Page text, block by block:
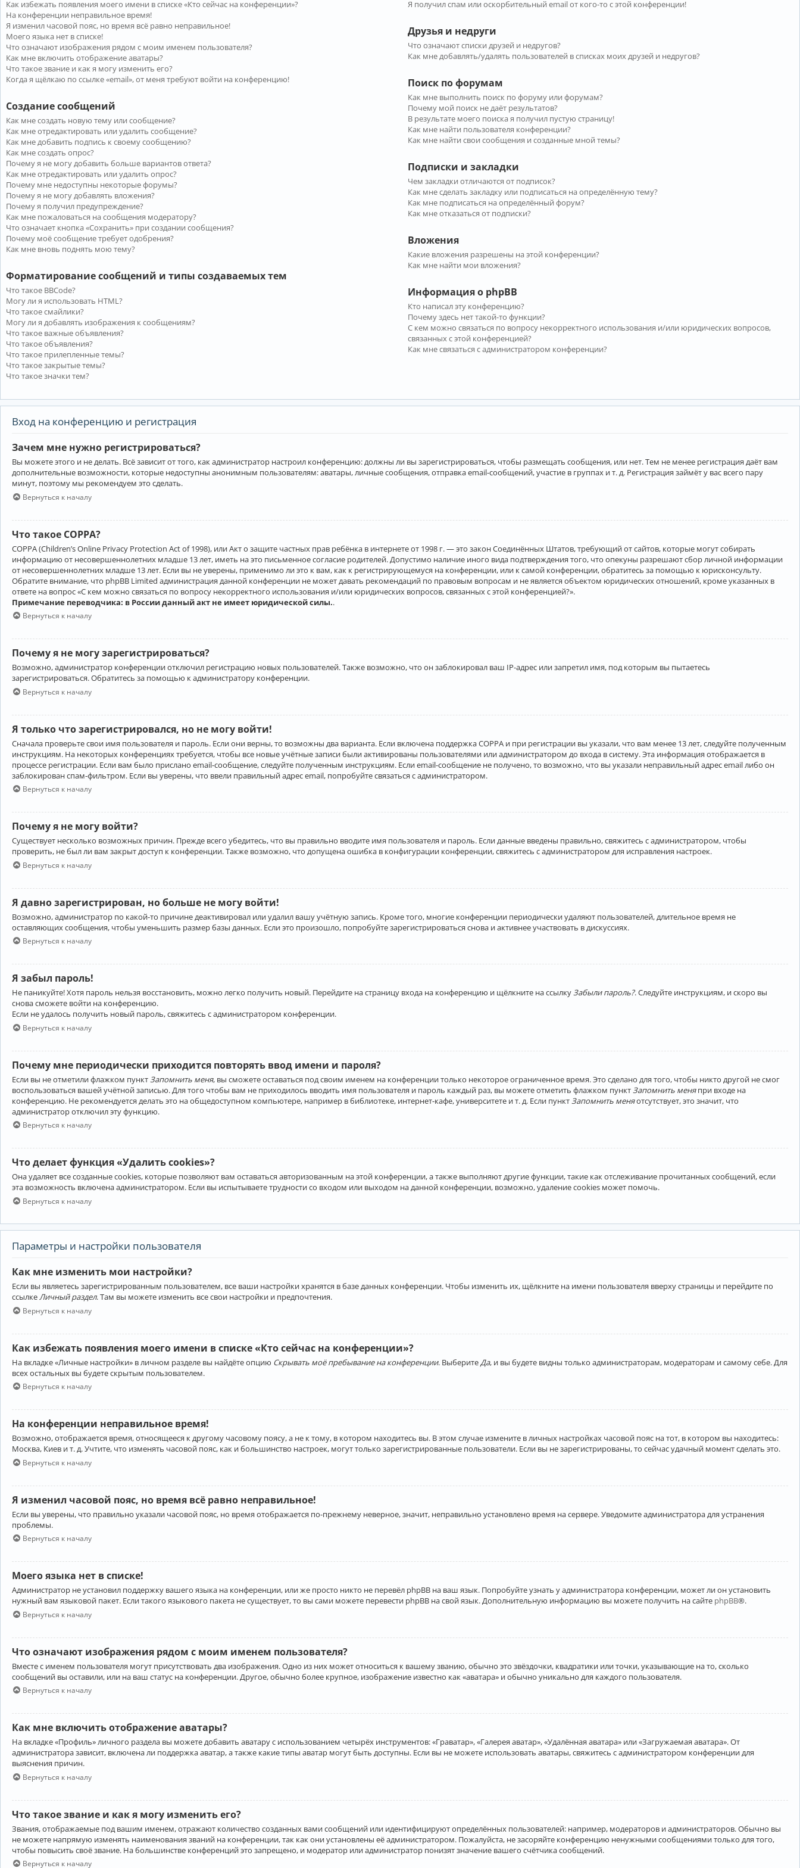
Как избежать появления моего имени в списке «Кто сейчас на конференции»?
На конференции неправильное время!
Я изменил часовой пояс, но время всё равно неправильное!
Моего языка нет в списке!
Что означают изображения рядом с моим именем пользователя?
Как мне включить отображение аватары?
Что такое звание и как я могу изменить его?
Когда я щёлкаю по ссылке «email», от меня требуют войти на конференцию!
Создание сообщений
Как мне создать новую тему или сообщение?
Как мне отредактировать или удалить сообщение?
Как мне добавить подпись к своему сообщению?
Как мне создать опрос?
Почему я не могу добавить больше вариантов ответа?
Как мне отредактировать или удалить опрос?
Почему мне недоступны некоторые форумы?
Почему я не могу добавлять вложения?
Почему я получил предупреждение?
Как мне пожаловаться на сообщения модератору?
Что означает кнопка «Сохранить» при создании сообщения?
Почему моё сообщение требует одобрения?
Как мне вновь поднять мою тему?
Форматирование сообщений и типы создаваемых тем
Что такое BBCode?
Могу ли я использовать HTML?
Что такое смайлики?
Могу ли я добавлять изображения к сообщениям?
Что такое важные объявления?
Что такое объявления?
Что такое прилепленные темы?
Что такое закрытые темы?
Что такое значки тем?
Я получил спам или оскорбительный email от кого-то с этой конференции!
Друзья и недруги
Что означают списки друзей и недругов?
Как мне добавлять/удалять пользователей в списках моих друзей и недругов?
Поиск по форумам
Как мне выполнить поиск по форуму или форумам?
Почему мой поиск не даёт результатов?
В результате моего поиска я получил пустую страницу!
Как мне найти пользователя конференции?
Как мне найти свои сообщения и созданные мной темы?
Подписки и закладки
Чем закладки отличаются от подписок?
Как мне сделать закладку или подписаться на определённую тему?
Как мне подписаться на определённый форум?
Как мне отказаться от подписки?
Вложения
Какие вложения разрешены на этой конференции?
Как мне найти мои вложения?
Информация о phpBB
Кто написал эту конференцию?
Почему здесь нет такой-то функции?
С кем можно связаться по вопросу некорректного использования и/или юридических вопросов,
связанных с этой конференцией?
Как мне связаться с администратором конференции?
Вход на конференцию и регистрация
Зачем мне нужно регистрироваться?
Вы можете этого и не делать. Всё зависит от того, как администратор настроил конференцию: должны ли вы зарегистрироваться, чтобы размещать сообщения, или нет. Тем не менее регистрация даёт вам
дополнительные возможности, которые недоступны анонимным пользователям: аватары, личные сообщения, отправка email-сообщений, участие в группах и т. д. Регистрация займёт у вас всего пару
минут, поэтому мы рекомендуем это сделать.
Вернуться к началу
Что такое COPPA?
COPPA (Children’s Online Privacy Protection Act of 1998), или Акт о защите частных прав ребёнка в интернете от 1998 г. — это закон Соединённых Штатов, требующий от сайтов, которые могут собирать
информацию от несовершеннолетних младше 13 лет, иметь на это письменное согласие родителей. Допустимо наличие иного вида подтверждения того, что опекуны разрешают сбор личной информации
от несовершеннолетних младше 13 лет. Если вы не уверены, применимо ли это к вам, как к регистрирующемуся на конференции, или к самой конференции, обратитесь за помощью к юрисконсульту.
Обратите внимание, что phpBB Limited администрация данной конференции не может давать рекомендаций по правовым вопросам и не является объектом юридических отношений, кроме указанных в
ответе на вопрос «С кем можно связаться по вопросу некорректного использования и/или юридических вопросов, связанных с этой конференцией?».
Примечание переводчика: в России данный акт не имеет юридической силы..
Вернуться к началу
Почему я не могу зарегистрироваться?
Возможно, администратор конференции отключил регистрацию новых пользователей. Также возможно, что он заблокировал ваш IP-адрес или запретил имя, под которым вы пытаетесь
зарегистрироваться. Обратитесь за помощью к администратору конференции.
Вернуться к началу
Я только что зарегистрировался, но не могу войти!
Сначала проверьте свои имя пользователя и пароль. Если они верны, то возможны два варианта. Если включена поддержка COPPA и при регистрации вы указали, что вам менее 13 лет, следуйте полученным
инструкциям. На некоторых конференциях требуется, чтобы все новые учётные записи были активированы пользователями или администратором до входа в систему. Эта информация отображается в
процессе регистрации. Если вам было прислано email-сообщение, следуйте полученным инструкциям. Если email-сообщение не получено, то возможно, что вы указали неправильный адрес email либо он
заблокирован спам-фильтром. Если вы уверены, что ввели правильный адрес email, попробуйте связаться с администратором.
Вернуться к началу
Почему я не могу войти?
Существует несколько возможных причин. Прежде всего убедитесь, что вы правильно вводите имя пользователя и пароль. Если данные введены правильно, свяжитесь с администратором, чтобы
проверить, не был ли вам закрыт доступ к конференции. Также возможно, что допущена ошибка в конфигурации конференции, свяжитесь с администратором для исправления настроек.
Вернуться к началу
Я давно зарегистрирован, но больше не могу войти!
Возможно, администратор по какой-то причине деактивировал или удалил вашу учётную запись. Кроме того, многие конференции периодически удаляют пользователей, длительное время не
оставляющих сообщения, чтобы уменьшить размер базы данных. Если это произошло, попробуйте зарегистрироваться снова и активнее участвовать в дискуссиях.
Вернуться к началу
Я забыл пароль!
Не паникуйте! Хотя пароль нельзя восстановить, можно легко получить новый. Перейдите на страницу входа на конференцию и щёлкните на ссылкуЗабыли пароль?. Следуйте инструкциям, и скоро вы
снова сможете войти на конференцию.
Если не удалось получить новый пароль, свяжитесь с администратором конференции.
Вернуться к началу
Почему мне периодически приходится повторять ввод имени и пароля?
Если вы не отметили флажком пункт Запомнить меня, вы сможете оставаться под своим именем на конференции только некоторое ограниченное время. Это сделано для того, чтобы никто другой не смог
воспользоваться вашей учётной записью. Для того чтобы вам не приходилось вводить имя пользователя и пароль каждый раз, вы можете отметить флажком пункт Запомнить меняпри входе на
конференцию. Не рекомендуется делать это на общедоступном компьютере, например в библиотеке, интернет-кафе, университете и т. д. Если пункт Запомнить меняотсутствует, это значит, что
администратор отключил эту функцию.
Вернуться к началу
Что делает функция «Удалить cookies»?
Она удаляет все созданные cookies, которые позволяют вам оставаться авторизованным на этой конференции, а также выполняют другие функции, такие как отслеживание прочитанных сообщений, если
эта возможность включена администратором. Если вы испытываете трудности со входом или выходом на данной конференции, возможно, удаление cookies может помочь.
Вернуться к началу
Параметры и настройки пользователя
Как мне изменить мои настройки?
Если вы являетесь зарегистрированным пользователем, все ваши настройки хранятся в базе данных конференции. Чтобы изменить их, щёлкните на имени пользователя вверху страницы и перейдите по
ссылкеЛичный раздел. Там вы можете изменить все свои настройки и предпочтения.
Вернуться к началу
Как избежать появления моего имени в списке «Кто сейчас на конференции»?
На вкладке «Личные настройки» в личном разделе вы найдёте опцию Скрывать моё пребывание на конференции. Выберите Да, и вы будете видны только администраторам, модераторам и самому себе. Для
всех остальных вы будете скрытым пользователем.
Вернуться к началу
На конференции неправильное время!
Возможно, отображается время, относящееся к другому часовому поясу, а не к тому, в котором находитесь вы. В этом случае измените в личных настройках часовой пояс на тот, в котором вы находитесь:
Москва, Киев и т. д. Учтите, что изменять часовой пояс, как и большинство настроек, могут только зарегистрированные пользователи. Если вы не зарегистрированы, то сейчас удачный момент сделать это.
Вернуться к началу
Я изменил часовой пояс, но время всё равно неправильное!
Если вы уверены, что правильно указали часовой пояс, но время отображается по-прежнему неверное, значит, неправильно установлено время на сервере. Уведомите администратора для устранения
проблемы.
Вернуться к началу
Моего языка нет в списке!
Администратор не установил поддержку вашего языка на конференции, или же просто никто не перевёл phpBB на ваш язык. Попробуйте узнать у администратора конференции, может ли он установить
нужный вам языковой пакет. Если такого языкового пакета не существует, то вы сами можете перевести phpBB на свой язык. Дополнительную информацию вы можете получить на сайте phpBB®.
Вернуться к началу
Что означают изображения рядом с моим именем пользователя?
Вместе с именем пользователя могут присутствовать два изображения. Одно из них может относиться к вашему званию, обычно это звёздочки, квадратики или точки, указывающие на то, сколько
сообщений вы оставили, или на ваш статус на конференции. Другое, обычно более крупное, изображение известно как «аватара» и обычно уникально для каждого пользователя.
Вернуться к началу
Как мне включить отображение аватары?
На вкладке «Профиль» личного раздела вы можете добавить аватару с использованием четырёх инструментов: «Граватар», «Галерея аватар», «Удалённая аватара» или «Загружаемая аватара». От
администратора зависит, включена ли поддержка аватар, а также какие типы аватар могут быть доступны. Если вы не можете использовать аватары, свяжитесь с администратором конференции для
выяснения причин.
Вернуться к началу
Что такое звание и как я могу изменить его?
Звания, отображаемые под вашим именем, отражают количество созданных вами сообщений или идентифицируют определённых пользователей: например, модераторов и администраторов. Обычно вы
не можете напрямую изменять наименования званий на конференции, так как они установлены её администратором. Пожалуйста, не засоряйте конференцию ненужными сообщениями только для того,
чтобы повысить своё звание. На большинстве конференций это запрещено, и модератор или администратор понизят значение вашего счётчика сообщений.
Вернуться к началу